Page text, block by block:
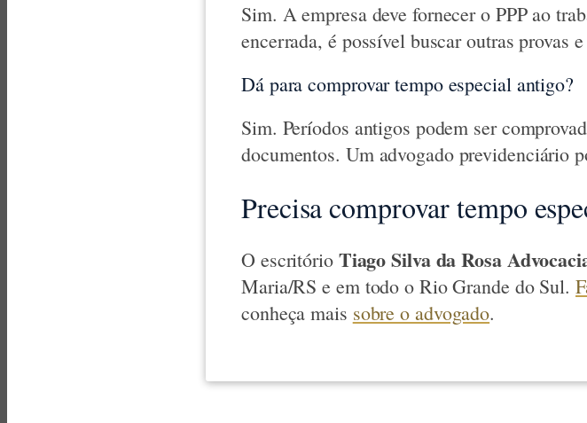
Sim. A empresa deve fornecer o PPP ao
encerrada, é possível buscar outras provas
Dá para comprovar tempo especial antigo?
Sim. Períodos antigos podem ser
documentos. Um advogado previdenciário
Precisa comprovar tempo
O escritório Tiago Silva da Rosa
Maria/RS e em todo o Rio Grande do Sul.
conheça mais sobre o advogado.